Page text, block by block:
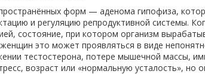
форм — аденома гипофиза,
и регуляцию репродуктивной системы.
, состояние, при котором организм
это может проявляться в виде
тестостерона, потере мышечной массы,
возраст или «нормальную усталость», но